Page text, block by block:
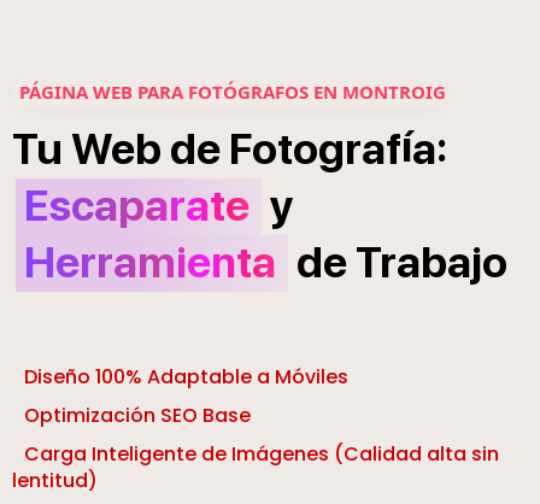
PÁGINA WEB PARA FOTÓGRAFOS EN MONTROIG
Tu Web de Fotografía:
Escaparate y
Herramienta deTrabajo
Diseño 100% Adaptable a Móviles
Optimización SEO Base
Carga Inteligente de Imágenes (Calidad alta sin
lentitud)